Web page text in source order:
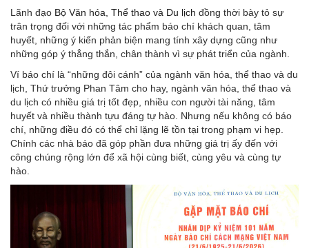
Lãnh đạo Bộ Văn hóa, Thể thao và Du lịch đồng thời bày tỏ sự
trân trọng đối với những tác phẩm báo chí khách quan, tâm
huyết, những ý kiến phản biện mang tính xây dựng cũng như
những góp ý thẳng thắn, chân thành vì sự phát triển của ngành.
Ví báo chí là “những đôi cánh” của ngành văn hóa, thể thao và du
lịch, Thứ trưởng Phan Tâm cho hay, ngành văn hóa, thể thao và
du lịch có nhiều giá trị tốt đẹp, nhiều con người tài năng, tâm
huyết và nhiều thành tựu đáng tự hào. Nhưng nếu không có báo
chí, những điều đó có thể chỉ lặng lẽ tồn tại trong phạm vi hẹp.
Chính các nhà báo đã góp phần đưa những giá trị ấy đến với
công chúng rộng lớn để xã hội cùng biết, cùng yêu và cùng tự
hào.